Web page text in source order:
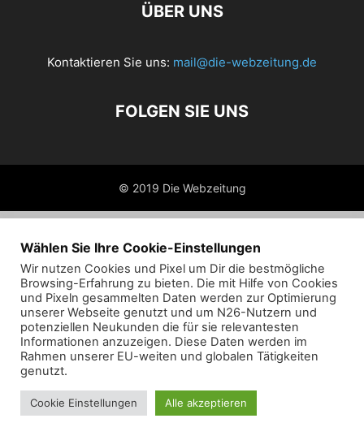
ÜBER UNS
Kontaktieren Sie uns: mail@die-webzeitung.de
FOLGEN SIE UNS
© 2019 Die Webzeitung
Wählen Sie Ihre Cookie-Einstellungen
Wir nutzen Cookies und Pixel um Dir die bestmögliche
Browsing-Erfahrung zu bieten. Die mit Hilfe von Cookies
und Pixeln gesammelten Daten werden zur Optimierung
unserer Webseite genutzt und um N26-Nutzern und
potenziellen Neukunden die für sie relevantesten
Informationen anzuzeigen. Diese Daten werden im
Rahmen unserer EU-weiten und globalen Tätigkeiten
genutzt.
Cookie Einstellungen Alle akzeptieren